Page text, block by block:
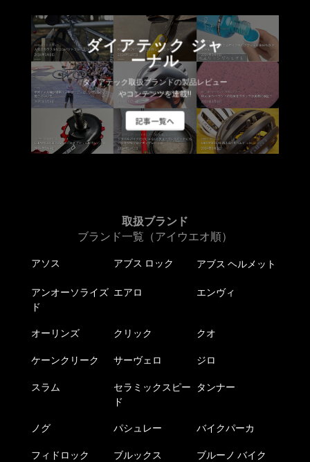
ダイアテック ジャ
ーナル
ダイアテック取扱ブランドの製品レビュー
やコンテンツを連載!!
記事一覧へ
取扱ブランド
ブランド一覧（アイウエオ順）
アソス アブス ロック アブス ヘルメット
アンオーソライズ
ド
エアロ エンヴィ
オーリンズ クリック クオ
ケーンクリーク サーヴェロ ジロ
スラム
セラミックスピー
ド
タンナー
ノグ パシュレー バイクパーカ
フィドロック ブルックス ブルーノ バイク